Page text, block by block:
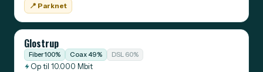
📍️ Parknet
Glostrup
Fiber 100% Coax 49% DSL 60%
Op til 10.000 Mbit